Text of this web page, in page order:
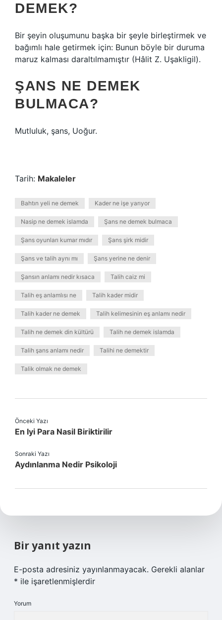
DEMEK?
Bir şeyin oluşumunu başka bir şeyle birleştirmek ve
bağımlı hale getirmek için: Bunun böyle bir duruma
maruz kalması daraltılmamıştır (Hâlit Z. Uşakligil).
ŞANS NE DEMEK
BULMACA?
Mutluluk, şans, Uoğur.
Tarih: Makaleler
Bahtın yeli ne demek Kader ne işe yarıyor
Nasip ne demek islamda Şans ne demek bulmaca
Şans oyunları kumar mıdır Şans şirk midir
Şans ve talih aynı mı Şans yerine ne denir
Şansın anlamı nedir kısaca Talih caiz mi
Talih eş anlamlısı ne Talih kader midir
Talih kader ne demek Talih kelimesinin eş anlamı nedir
Talih ne demek din kültürü Talih ne demek islamda
Talih şans anlamı nedir Talihi ne demektir
Talik olmak ne demek
Önceki Yazı
En Iyi Para Nasil Biriktirilir
Sonraki Yazı
Aydınlanma Nedir Psikoloji
Bir yanıt yazın
E-posta adresiniz yayınlanmayacak. Gerekli alanlar
* ile işaretlenmişlerdir
Yorum